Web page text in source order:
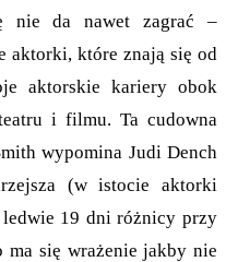
nie da nawet zagrać –
aktorki, które znają się od
aktorskie kariery obok
i filmu. Ta cudowna
wypomina Judi Dench
(w istocie aktorki
19 dni różnicy przy
ma się wrażenie jakby nie